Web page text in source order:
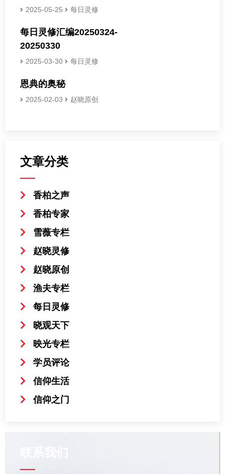
2025-05-25 每日灵修
每日灵修汇编20250324-
20250330
2025-03-30 每日灵修
恩典的奥秘
2025-02-03 赵晓原创
文章分类
香柏之声
香柏专家
雪薇专栏
赵晓灵修
赵晓原创
渔夫专栏
每日灵修
晓观天下
映光专栏
学员评论
信仰生活
信仰之门